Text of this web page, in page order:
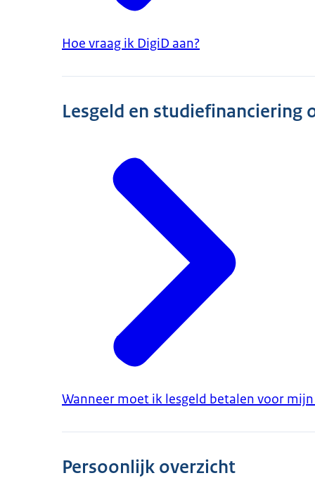
Hoe vraag ik DigiD aan?
Lesgeld en studiefinanciering
Wanneer moet ik lesgeld betalen voor
Persoonlijk overzicht